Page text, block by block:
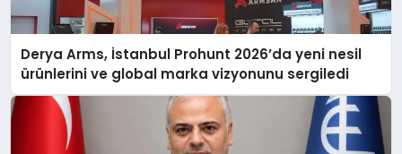
Derya Arms, İstanbul Prohunt 2026’da yeni nesil
ürünlerini ve global marka vizyonunu sergiledi